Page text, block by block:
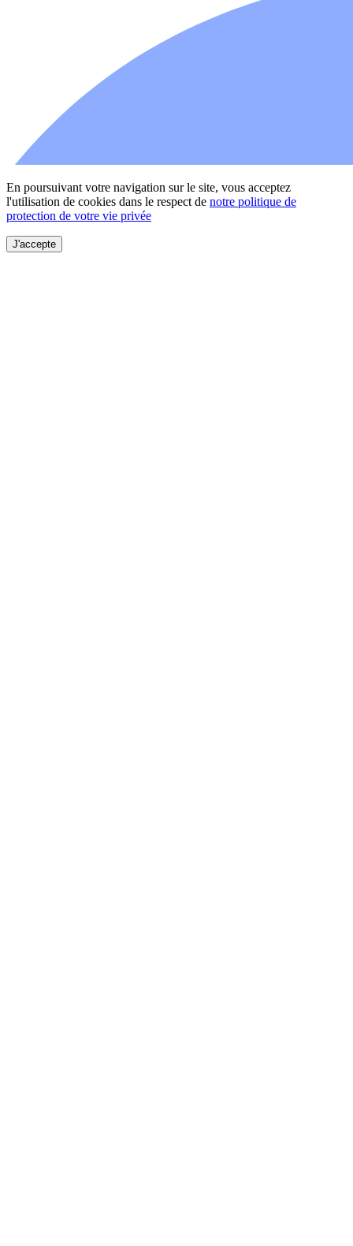
En poursuivant votre navigation sur le site, vous acceptez
l'utilisation de cookies dans le respect de notre politique de
protection de votre vie privée
J'accepte